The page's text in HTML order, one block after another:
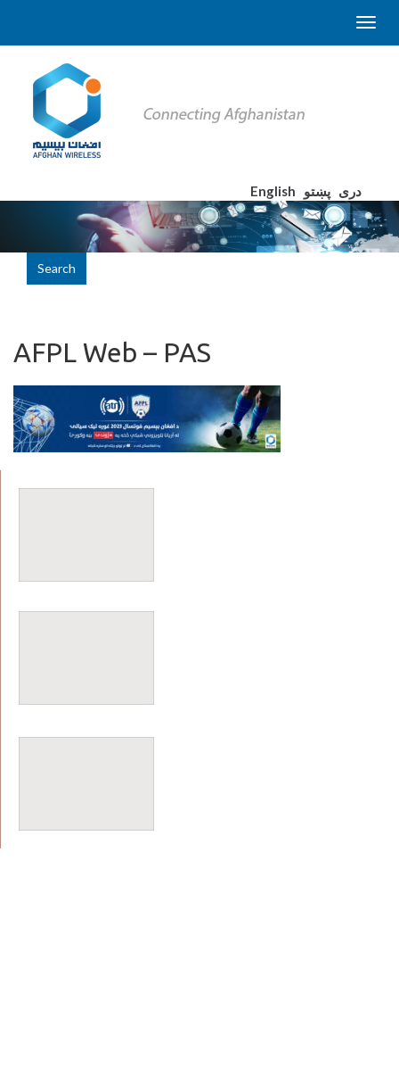
English دری پښتو
Search
AFPL Web – PAS